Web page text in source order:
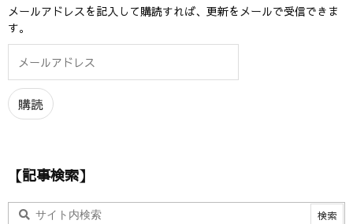
メールアドレスを記入して購読すれば、更新をメールで受信できま
す。
ル
ア
ド
購読
【記事検索】